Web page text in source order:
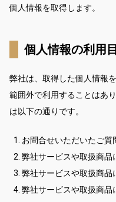
個人情報を取得します。
個人情報の利用
弊社は、取得した個人情報
範囲外で利用することはあ
は以下の通りです。
お問合せいただいたご
弊社サービスや取扱商品
弊社サービスや取扱商品
弊社サービスや取扱商品